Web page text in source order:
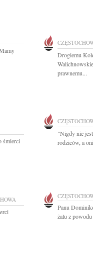
Drogiemu
prawnemu...
śmierci
"Nigdy nie
rodziców, a
Panu
żalu z powodu